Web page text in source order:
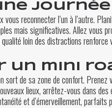
reconnecter l’un à l’autre.
mais significatives. Allez vous
loin des distractions
un mini
sort de sa zone de confort.
lieux, arrêtez-vous dans
et d’émerveillement, parfaits